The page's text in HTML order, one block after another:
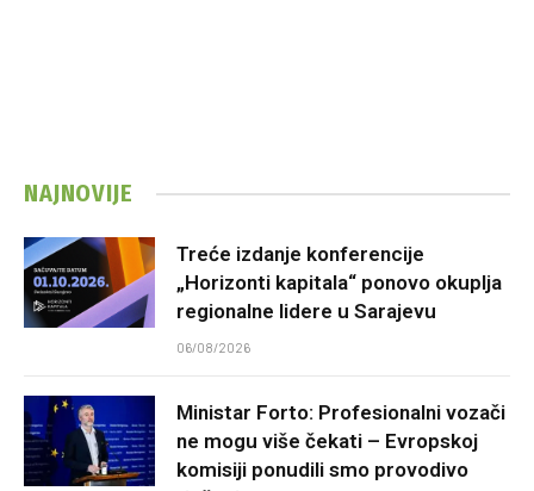
NAJNOVIJE
Treće izdanje konferencije
„Horizonti kapitala“ ponovo okuplja
regionalne lidere u Sarajevu
06/08/2026
Ministar Forto: Profesionalni vozači
ne mogu više čekati – Evropskoj
komisiji ponudili smo provodivo